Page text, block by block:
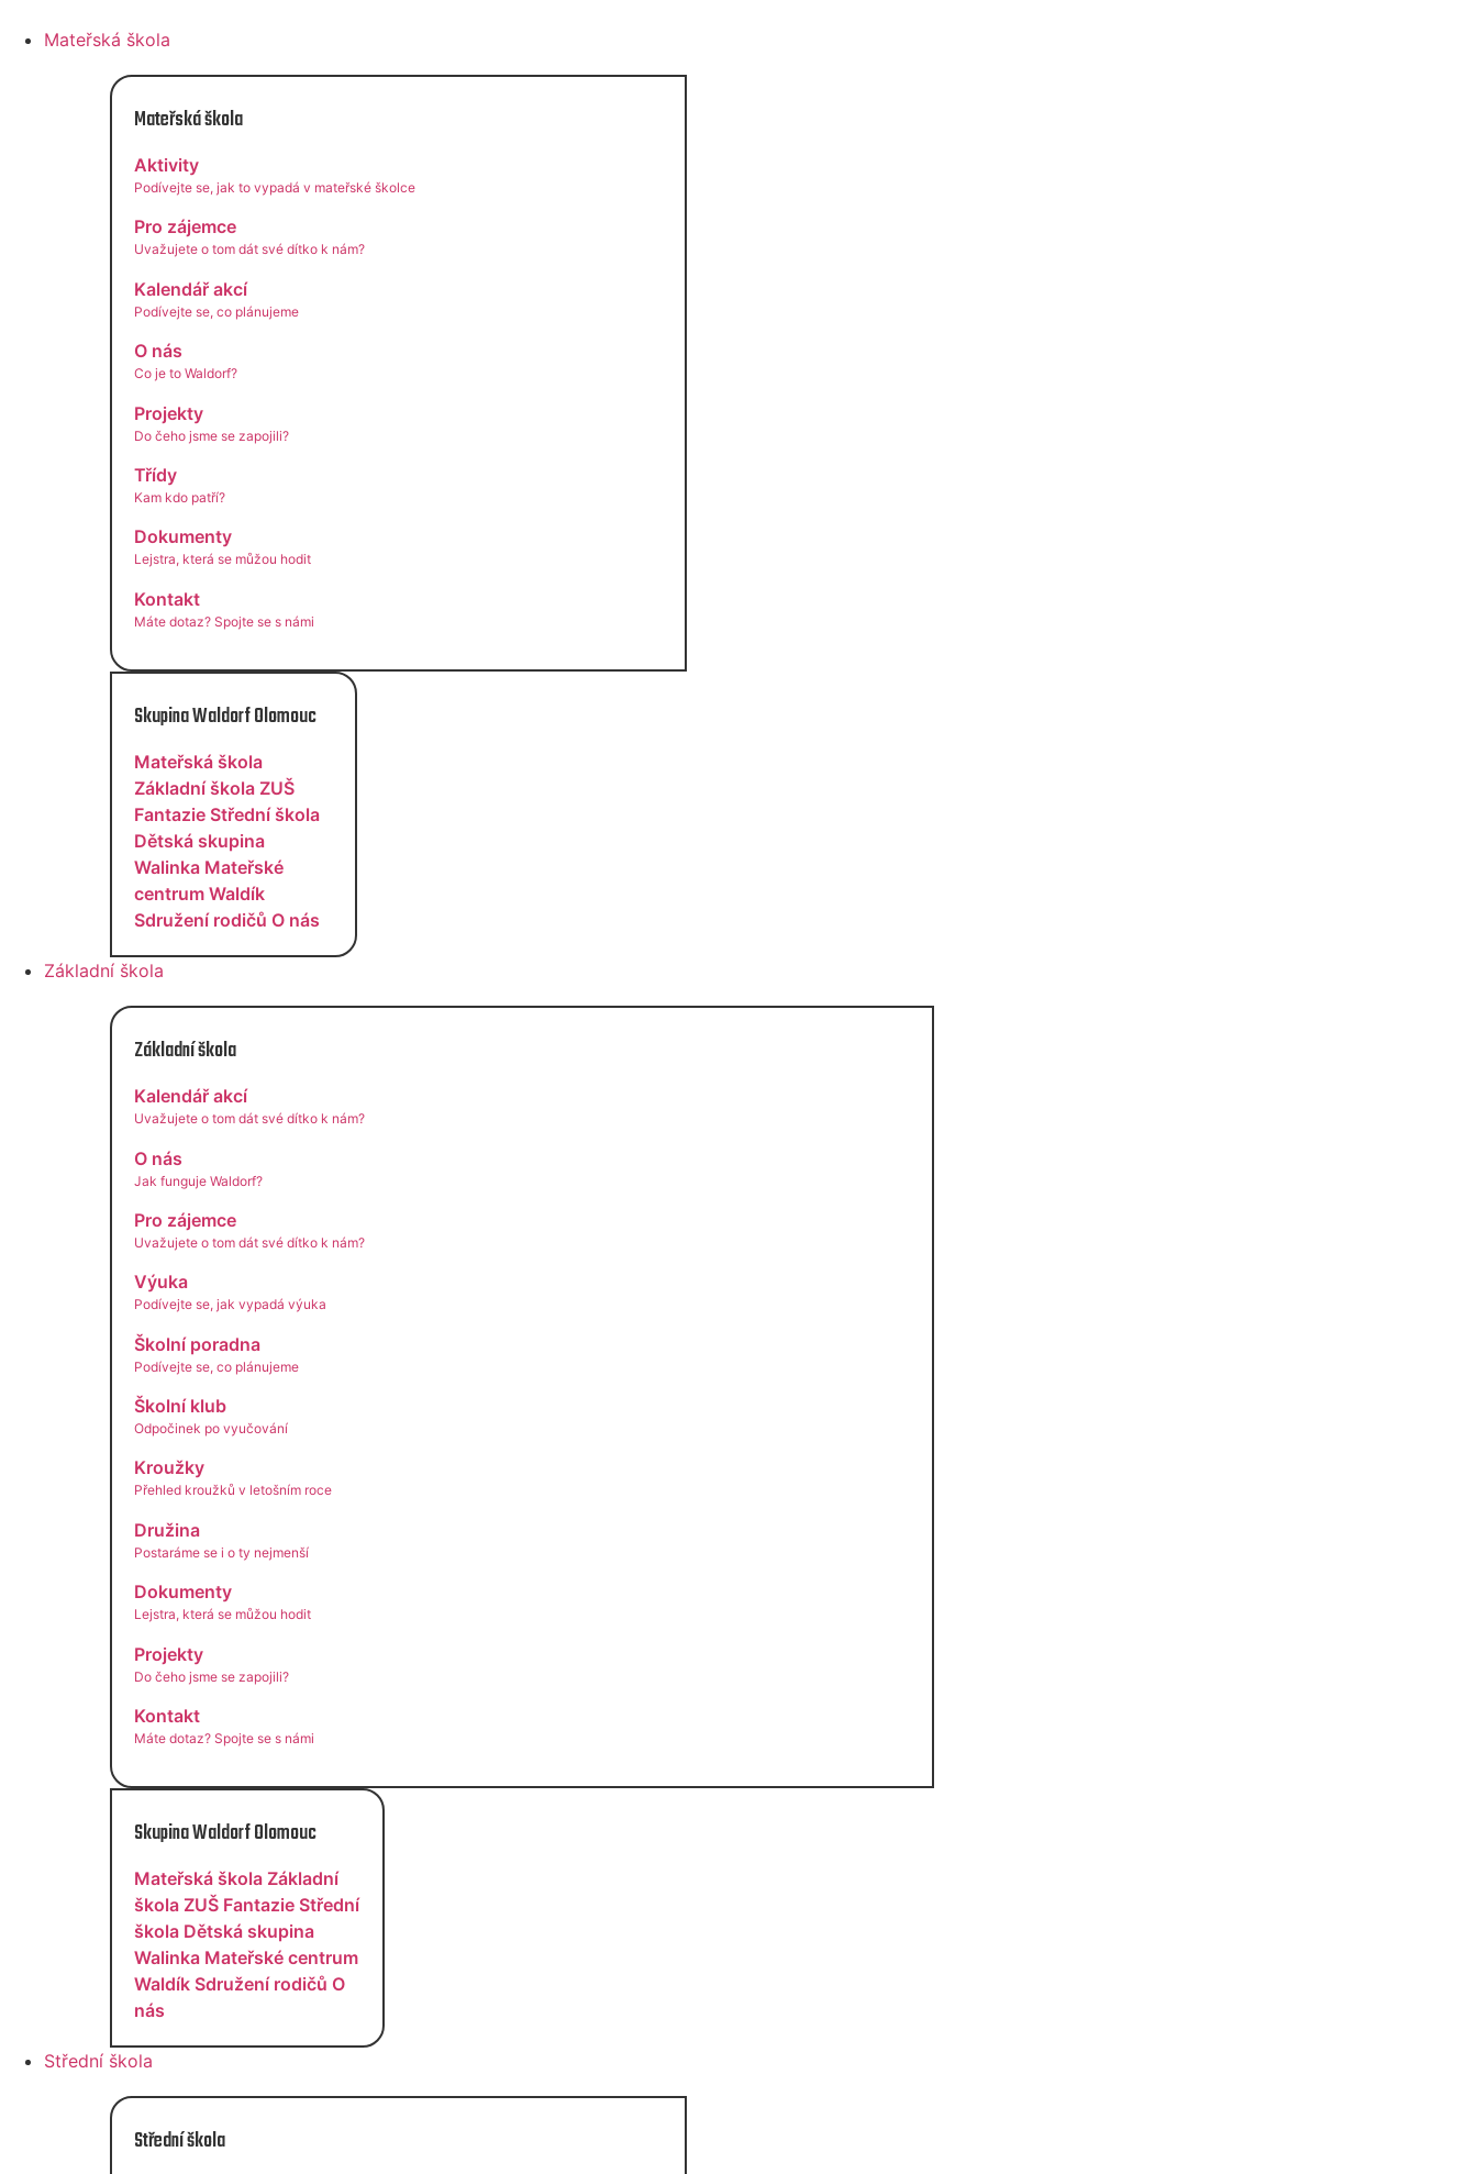
Mateřská škola
Mateřská škola
Aktivity
Podívejte se, jak to vypadá v mateřské školce
Pro zájemce
Uvažujete o tom dát své dítko k nám?
Kalendář akcí
Podívejte se, co plánujeme
O nás
Co je to Waldorf?
Projekty
Do čeho jsme se zapojili?
Třídy
Kam kdo patří?
Dokumenty
Lejstra, která se můžou hodit
Kontakt
Máte dotaz? Spojte se s námi
Skupina Waldorf Olomouc
Mateřská škola
Základní škola ZUŠ
Fantazie Střední škola
Dětská skupina
Walinka Mateřské
centrum Waldík
Sdružení rodičů O nás
Základní škola
Základní škola
Kalendář akcí
Uvažujete o tom dát své dítko k nám?
O nás
Jak funguje Waldorf?
Pro zájemce
Uvažujete o tom dát své dítko k nám?
Výuka
Podívejte se, jak vypadá výuka
Školní poradna
Podívejte se, co plánujeme
Školní klub
Odpočinek po vyučování
Kroužky
Přehled kroužků v letošním roce
Družina
Postaráme se i o ty nejmenší
Dokumenty
Lejstra, která se můžou hodit
Projekty
Do čeho jsme se zapojili?
Kontakt
Máte dotaz? Spojte se s námi
Skupina Waldorf Olomouc
Mateřská škola Základní
škola ZUŠ Fantazie Střední
škola Dětská skupina
Walinka Mateřské centrum
Waldík Sdružení rodičů O
nás
Střední škola
Střední škola